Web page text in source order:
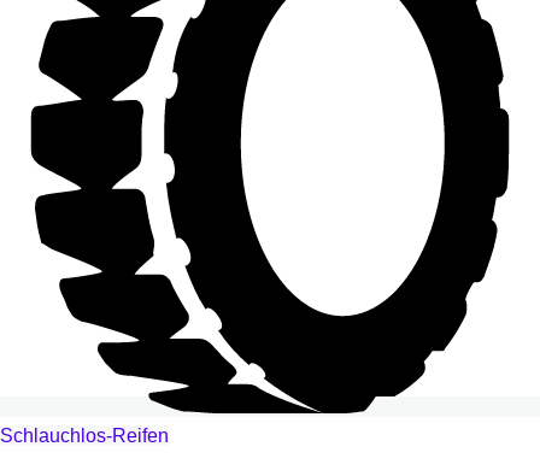
Schlauchlos-Reifen